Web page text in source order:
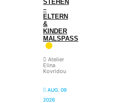
STEHEN
–
ELTERN
&
KINDER
MALSPASS
Atelier
Elina
Kovridou
AUG. 09
2026